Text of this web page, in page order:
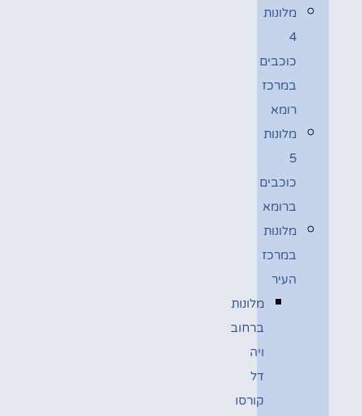
מלונות
4
כוכבים
במרכז
רומא
מלונות
5
כוכבים
ברומא
מלונות
במרכז
העיר
מלונות
ברחוב
ויה
דל
קורסו